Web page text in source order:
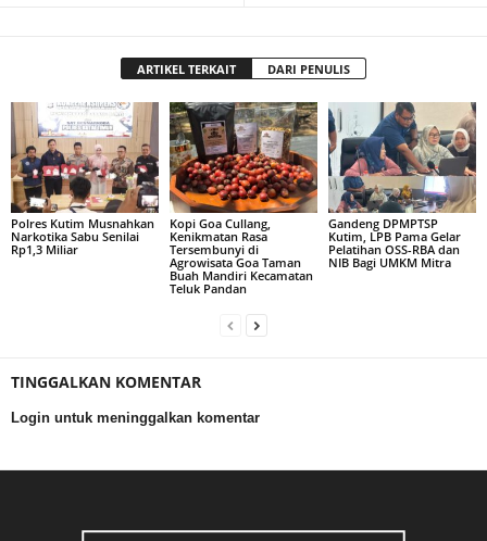
ARTIKEL TERKAIT DARI PENULIS
Polres Kutim Musnahkan
Narkotika Sabu Senilai
Rp1,3 Miliar
Kopi Goa Cullang,
Kenikmatan Rasa
Tersembunyi di
Agrowisata Goa Taman
Buah Mandiri Kecamatan
Teluk Pandan
Gandeng DPMPTSP
Kutim, LPB Pama Gelar
Pelatihan OSS-RBA dan
NIB Bagi UMKM Mitra
TINGGALKAN KOMENTAR
Login untuk meninggalkan komentar